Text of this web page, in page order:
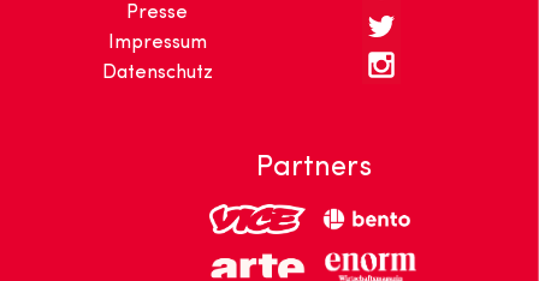
Presse
Impressum
Datenschutz
Partners